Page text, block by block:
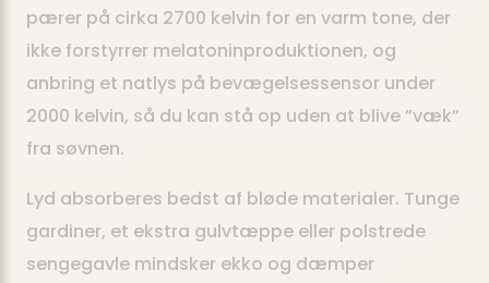
pærer på cirka 2700 kelvin for en varm tone, der
ikke forstyrrer melatoninproduktionen, og
anbring et natlys på bevægelsessensor under
2000 kelvin, så du kan stå op uden at blive ”væk”
fra søvnen.
Lyd absorberes bedst af bløde materialer. Tunge
gardiner, et ekstra gulvtæppe eller polstrede
sengegavle mindsker ekko og dæmper